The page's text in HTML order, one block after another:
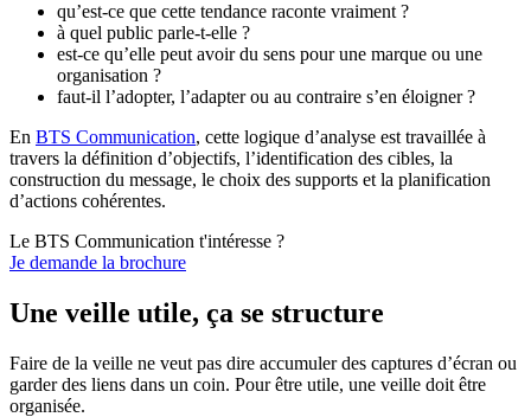
qu’est-ce que cette tendance raconte vraiment ?
à quel public parle-t-elle ?
est-ce qu’elle peut avoir du sens pour une marque ou une
organisation ?
faut-il l’adopter, l’adapter ou au contraire s’en éloigner ?
En BTS Communication, cette logique d’analyse est travaillée à
travers la définition d’objectifs, l’identification des cibles, la
construction du message, le choix des supports et la planification
d’actions cohérentes.
Le BTS Communication t'intéresse ?
Je demande la brochure
Une veille utile, ça se structure
Faire de la veille ne veut pas dire accumuler des captures d’écran ou
garder des liens dans un coin. Pour être utile, une veille doit être
organisée.